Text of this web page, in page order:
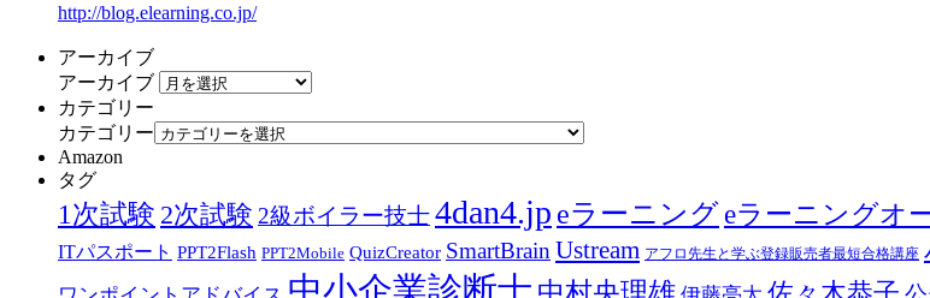
http://blog.elearning.co.jp/
アーカイブ
アーカイブ
カテゴリー
カテゴリー
Amazon
タグ
1次試験 2次試験 2級ボイラー技士4dan4.jp eラーニング eラーニングオ
ITパスポート PPT2Flash PPT2Mobile QuizCreator SmartBrain Ustream アフロ先生と学ぶ登録販売者最短合格講座
中小企業診断士